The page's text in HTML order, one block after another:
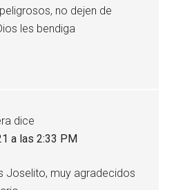
no dejen de
les bendiga
dice
a las 2:33 PM
Joselito, muy agradecidos